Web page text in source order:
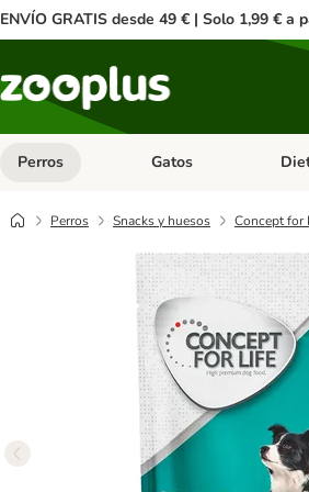
ENVÍO GRATIS desde 49 € | Solo 1,99 € a
Perros Menú de categoria
Gatos
Perros Snacks y huesos Concept for